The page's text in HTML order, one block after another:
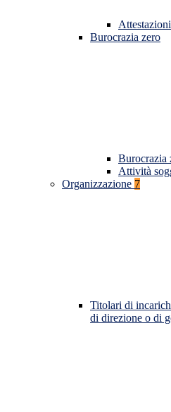
Burocrazia zero
Burocrazia
Attività
Organizzazione 7
Titolari di
di direzione o di